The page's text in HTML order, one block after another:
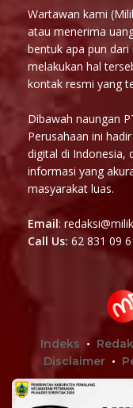
Wartawan kami
atau menerima
bentuk apa pun dari
melakukan hal
kontak resmi yang
Dibawah naungan
Perusahaan ini
digital di Indonesia,
informasi yang
masyarakat luas.
Email:
Call Us: 62 831 09
Indeks
Disclaimer